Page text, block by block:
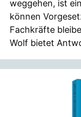
weggehen, ist
können
Fachkräfte
Wolf bietet